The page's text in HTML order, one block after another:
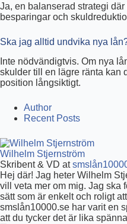
Ja, en balanserad strategi
besparingar och
Ska jag alltid undvika nya
Inte nödvändigtvis. Om nya
skulder till en lägre ränta kan
position långsiktigt.
Author
Recent Posts
Wilhelm Stjernström
Skribent & VD at
Hej där! Jag heter Wilhelm
vill veta mer om mig. Jag ska
sätt som är enkelt och roligt
smslån10000.se har varit en
att du tycker det är lika